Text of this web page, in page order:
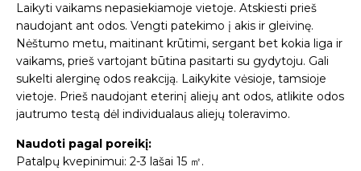
Laikyti vaikams nepasiekiamoje vietoje. Atskiesti prieš
naudojant ant odos. Vengti patekimo į akis ir gleivinę.
Nėštumo metu, maitinant krūtimi, sergant bet kokia liga ir
vaikams, prieš vartojant būtina pasitarti su gydytoju. Gali
sukelti alerginę odos reakciją. Laikykite vėsioje, tamsioje
vietoje. Prieš naudojant eterinį aliejų ant odos, atlikite odos
jautrumo testą dėl individualaus aliejų toleravimo.
Naudoti pagal poreikį:
Patalpų kvepinimui: 2-3 lašai 15 ㎡.